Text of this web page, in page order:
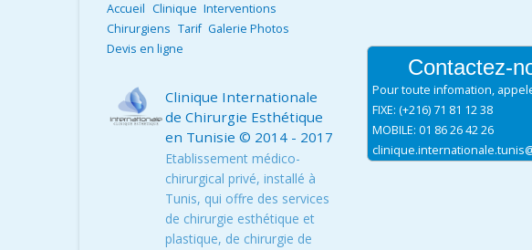
Accueil Clinique Interventions
Chirurgiens Tarif Galerie Photos
Devis en ligne
Clinique Internationale
de Chirurgie Esthétique
en Tunisie © 2014 - 2017
Etablissement médico-
chirurgical privé, installé à
Tunis, qui offre des services
de chirurgie esthétique et
plastique, de chirurgie de
Contactez-
Pour toute infomation,
FIXE: (+216) 71 81 12 38
MOBILE: 01 86 26 42 26